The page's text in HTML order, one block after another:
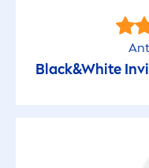
Black&White